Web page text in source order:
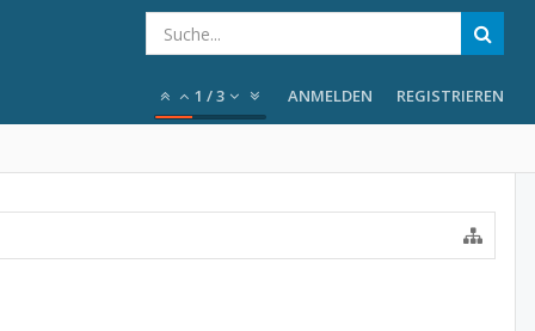
1 /3 ANMELDEN REGISTRIEREN